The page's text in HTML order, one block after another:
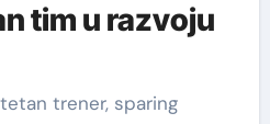
tim u razvoju
trener, sparing